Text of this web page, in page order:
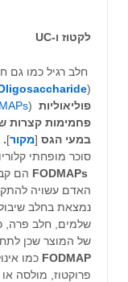
לקטוז ו-UC
חלב רגיל כמו גם
(
פוליאוליות (
פחמימות קצרות
במעי הגס [מקור]
.
סוכר מופחתי
FODMAPs הם
האדם עשויה
נמצאת בחלב
שלמים, חלב פרה,
של המוצר שכן
FODMAP כמו
פרוקטוז, מולסה